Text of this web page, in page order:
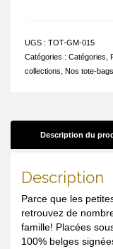
UGS : TOT-GM-015
Catégories : Catégories
collections Nos tote-bags
Description du
Description
Parce que les
retrouvez de
famille! Placées
100% belges